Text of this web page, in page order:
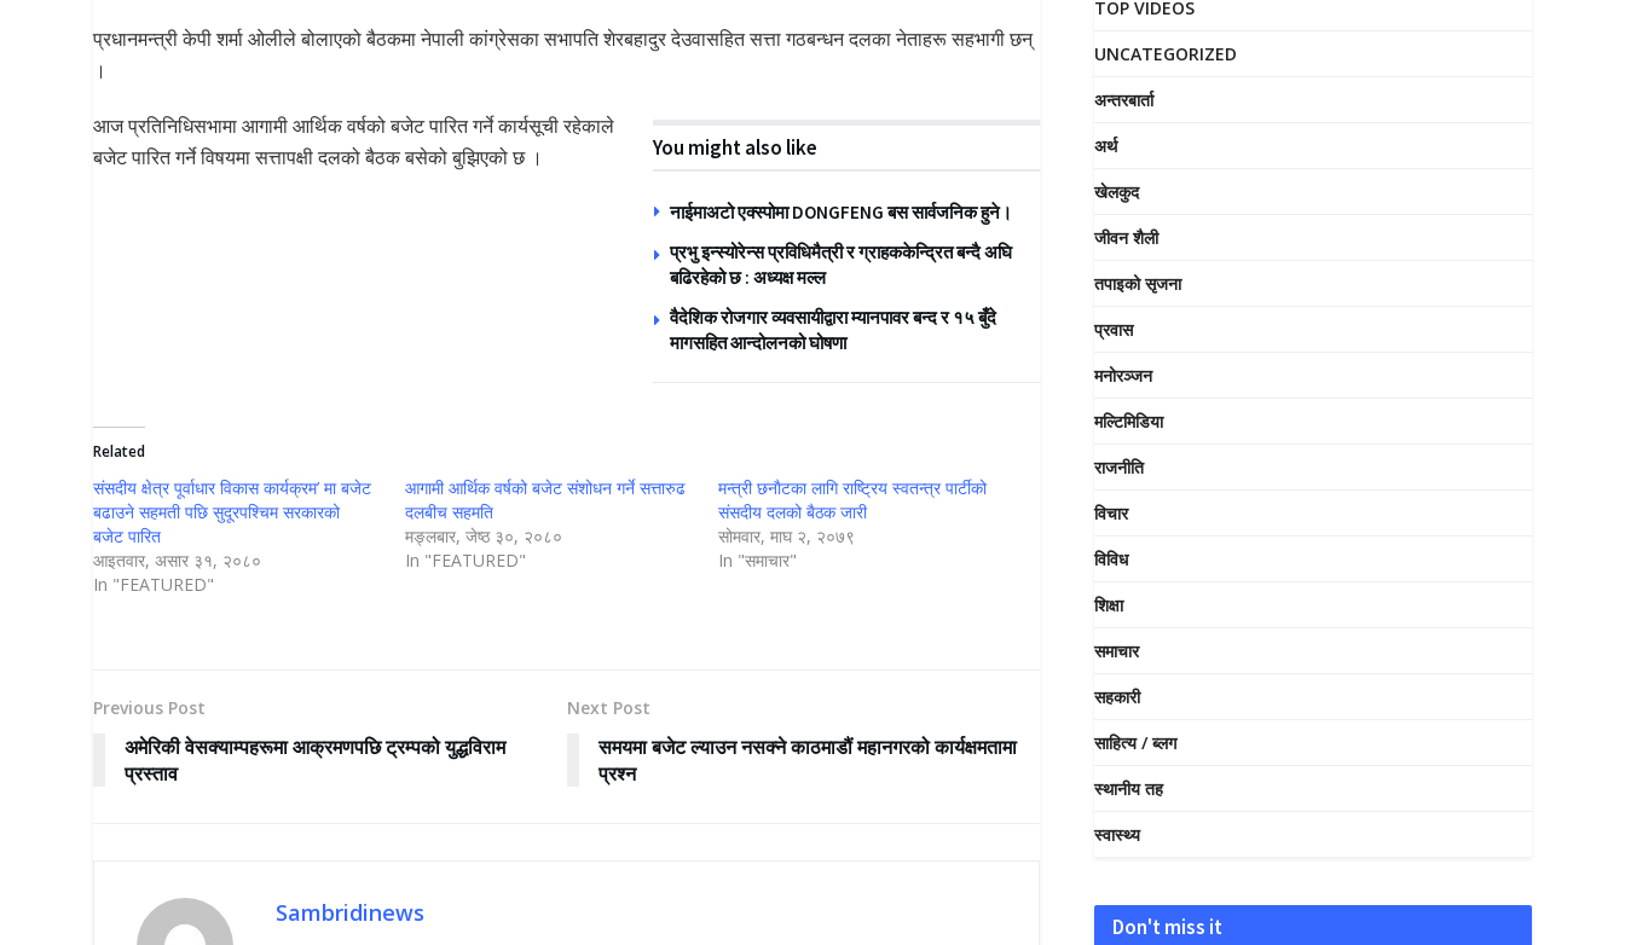
प्रधानमन्त्री केपी शर्मा ओलीले बोलाएको बैठकमा नेपाली कांग्रेसका सभापति शेरबहादुर देउवासहित सत्ता गठबन्धन दलका नेताहरू सहभागी छन्
।
You might also like
नाईमाअटो एक्स्पोमा DONGFENG बस सार्वजनिक हुने।
प्रभु इन्स्योरेन्स प्रविधिमैत्री र ग्राहककेन्द्रित बन्दै अघि
बढिरहेको छ : अध्यक्ष मल्ल
वैदेशिक रोजगार व्यवसायीद्वारा म्यानपावर बन्द र १५ बुँदे
मागसहित आन्दोलनको घोषणा
आज प्रतिनिधिसभामा आगामी आर्थिक वर्षको बजेट पारित गर्ने कार्यसूची रहेकाले
बजेट पारित गर्ने विषयमा सत्तापक्षी दलको बैठक बसेको बुझिएको छ ।
Related
संसदीय क्षेत्र पूर्वाधार विकास कार्यक्रम’ मा बजेट
बढाउने सहमती पछि सुदूरपश्चिम सरकारको
बजेट पारित
आइतवार, असार ३१, २०८०
In "FEATURED"
आगामी आर्थिक वर्षको बजेट संशोधन गर्ने सत्तारुढ
दलबीच सहमति
मङ्लबार, जेष्ठ ३०, २०८०
In "FEATURED"
मन्त्री छनाैटका लागि राष्ट्रिय स्वतन्त्र पार्टीको
संसदीय दलको बैठक जारी
सोमवार, माघ २, २०७९
In "समाचार"
Previous Post
अमेरिकी वेसक्याम्पहरूमा आक्रमणपछि ट्रम्पको युद्धविराम
प्रस्ताव
Next Post
समयमा बजेट ल्याउन नसक्ने काठमाडौं महानगरको कार्यक्षमतामा
प्रश्न
Sambridinews
TOP VIDEOS
UNCATEGORIZED
अन्तरबार्ता
अर्थ
खेलकुद
जीवन शैली
तपाइको सृजना
प्रवास
मनोरञ्जन
मल्टिमिडिया
राजनीति
विचार
विविध
शिक्षा
समाचार
सहकारी
साहित्य / ब्लग
स्थानीय तह
स्वास्थ्य
Don't miss it